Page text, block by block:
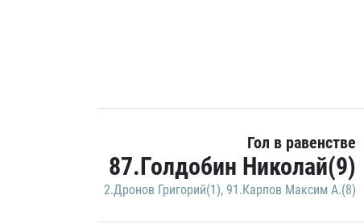
Гол в равенстве
87.Голдобин Николай(9)
2.Дронов Григорий(1), 91.Карпов Максим А.(8)